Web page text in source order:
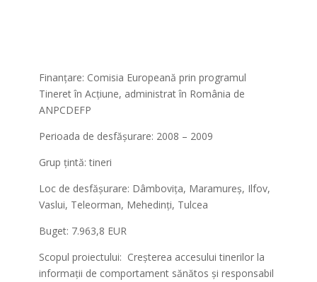
Finanțare: Comisia Europeană prin programul
Tineret în Acțiune, administrat în România de
ANPCDEFP
Perioada de desfășurare: 2008 – 2009
Grup țintă: tineri
Loc de desfășurare: Dâmbovița, Maramureș, Ilfov,
Vaslui, Teleorman, Mehedinți, Tulcea
Buget: 7.963,8 EUR
Scopul proiectului: Creșterea accesului tinerilor la
informații de comportament sănătos și responsabil